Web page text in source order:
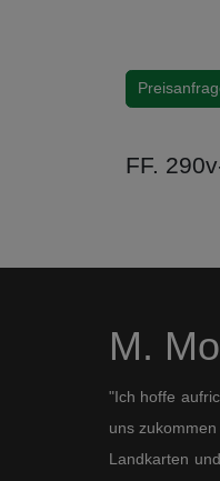
FF.
M.
"Ich hoffe
uns
Landkarten